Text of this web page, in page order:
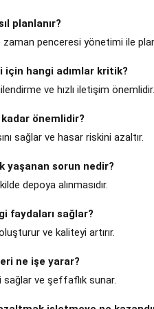
planlanır?
penceresi yönetimi ile
hangi adımlar kritik?
ve hızlı iletişim önemlidir.
önemlidir?
sağlar ve hasar riskini azaltır.
yaşanan sorun nedir?
depoya alınmasıdır.
faydaları sağlar?
ve kaliteyi artırır.
ne işe yarar?
sağlar ve şeffaflık sunar.